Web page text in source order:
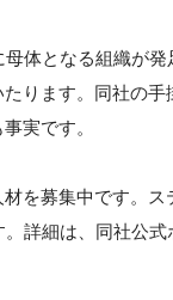
体となる組織が
ります。同社の
実です。
を募集中です。
詳細は、同社公